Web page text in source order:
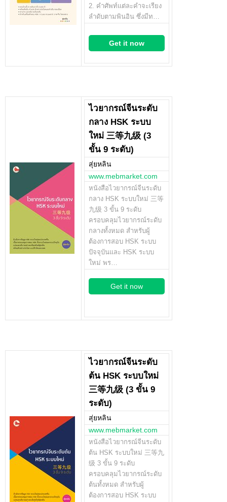
2. คำศัพท์แต่ละคำจะเรียง
ลำดับตามพินอิน ซึ่งมีท…
Get it now
ไวยากรณ์จีนระดับ
กลาง HSK ระบบ
ใหม่ 三等九级 (3
ขั้น 9 ระดับ)
สุ่ยหลิน
www.mebmarket.com
หนังสือไวยากรณ์จีนระดับ
กลาง HSK ระบบใหม่ 三等
九级 3 ขั้น 9 ระดับ
ครอบคลุมไวยากรณ์ระดับ
กลางทั้งหมด สำหรับผู้
ต้องการสอบ HSK ระบบ
ปัจจุบันและ HSK ระบบ
ใหม่ พร…
Get it now
ไวยากรณ์จีนระดับ
ต้น HSK ระบบใหม่
三等九级 (3 ขั้น 9
ระดับ)
สุ่ยหลิน
www.mebmarket.com
หนังสือไวยากรณ์จีนระดับ
ต้น HSK ระบบใหม่ 三等九
级 3 ขั้น 9 ระดับ
ครอบคลุมไวยากรณ์ระดับ
ต้นทั้งหมด สำหรับผู้
ต้องการสอบ HSK ระบบ